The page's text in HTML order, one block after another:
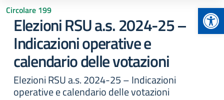
Circolare 199
Elezioni RSU a.s. 2024-25 –
Indicazioni operative e
calendario delle votazioni
Elezioni RSU a.s. 2024-25 – Indicazioni
operative e calendario delle votazioni